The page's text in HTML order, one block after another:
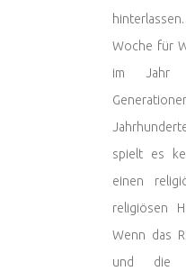
Woche für
im Jahr
spielt es
einen
religiösen
Wenn das
und die